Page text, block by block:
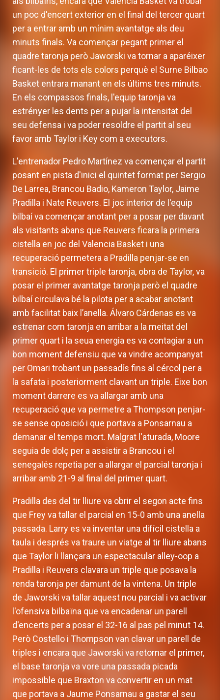
un poc d'encert exterior en el final del tercer quart
per a entrar amb un mínim avantatge als deu
minuts finals. Va començar pegant primer el
quadre taronja però Jaworski va tornar a aparéixer
ficant-les de tots els colors perquè el Surne Bilbao
Basket entrara manant en els últims tres minuts.
En els compassos finals, l'equip taronja va
estrényer les dents per a pujar la intensitat del
seu defensa i va poder resoldre el partit al seu
favor amb Taylor i Key com a executors.
L'entrenador Pedro Martínez va començar el partit
posant en pista d'inici el quintet format per Sergio
De Larrea, Brancou Badio, Kameron Taylor, Jaime
Pradilla i Nate Reuvers. El joc interior de l'equip
bilbaí va començar anotant per a posar per davant
als visitants abans que Reuvers ficara la primera
cistella en joc del Valencia Basket i una
recuperació permetera a Pradilla penjar-se en
transició. El primer triple taronja, obra de Taylor, va
posar el primer avantatge taronja però el quadre
bilbaí circulava bé la pilota per a acabar anotant
amb facilitat baix l’anella. Álvaro Cárdenas es va
estrenar com taronja en arribar a la meitat del
primer quart i la seua energia es va contagiar a un
bon moment defensiu que va vindre acompanyat
per Omari trobant un passadís fins al cércol per a
la safata i posteriorment clavant un triple. Eixe bon
moment darrere es va allargar amb una
recuperació que va permetre a Thompson penjar-
se sense oposició i que portava a Ponsarnau a
demanar el temps mort. Malgrat l'aturada, Moore
seguia de dolç per a assistir a Brancou i el
senegalés repetia per a allargar el parcial taronja i
arribar amb 21-9 al final del primer quart.
Pradilla des del tir lliure va obrir el segon acte fins
que Frey va tallar el parcial en 15-0 amb una anella
passada. Larry es va inventar una difícil cistella a
taula i després va traure un viatge al tir lliure abans
que Taylor li llançara un espectacular alley-oop a
Pradilla i Reuvers clavara un triple que posava la
renda taronja per damunt de la vintena. Un triple
de Jaworski va tallar aquest nou parcial i va activar
l'ofensiva bilbaïna que va encadenar un parell
d'encerts per a posar el 32-16 al pas pel minut 14.
Però Costello i Thompson van clavar un parell de
triples i encara que Jaworski va retornar el primer,
el base taronja va vore una passada picada
impossible que Braxton va convertir en un mat
que portava a Jaume Ponsarnau a gastar el seu